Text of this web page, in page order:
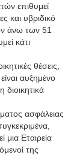
επιθυμεί
και υβριδικό
άνω των 51
κάτι
θέσεις,
αυξημένο
ασφάλειας
Εταιρεία
της